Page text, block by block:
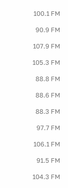
100.1 FM
90.9 FM
107.9 FM
105.3 FM
88.8 FM
88.6 FM
88.3 FM
97.7 FM
106.1 FM
91.5 FM
104.3 FM